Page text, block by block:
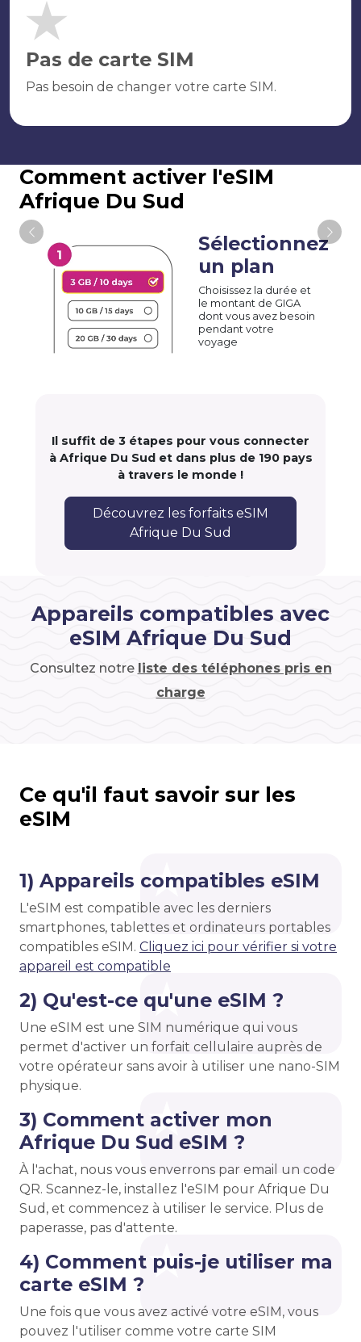
Pas de carte SIM
Pas besoin de changer votre carte SIM.
Comment activer l'eSIM
Afrique Du Sud
Sélectionnez
un plan
Choisissez la durée et
le montant de GIGA
dont vous avez besoin
pendant votre
voyage
Il suffit de 3 étapes pour vous connecter
à Afrique Du Sud et dans plus de 190 pays
à travers le monde !
Découvrez les forfaits eSIM
Afrique Du Sud
Appareils compatibles avec
eSIM Afrique Du Sud
Consultez notre liste des téléphones pris en
charge
Ce qu'il faut savoir sur les
eSIM
1) Appareils compatibles eSIM
L'eSIM est compatible avec les derniers
smartphones, tablettes et ordinateurs portables
compatibles eSIM. Cliquez ici pour vérifier si votre
appareil est compatible
2) Qu'est-ce qu'une eSIM ?
Une eSIM est une SIM numérique qui vous
permet d'activer un forfait cellulaire auprès de
votre opérateur sans avoir à utiliser une nano-SIM
physique.
3) Comment activer mon
Afrique Du Sud eSIM ?
À l'achat, nous vous enverrons par email un code
QR. Scannez-le, installez l'eSIM pour Afrique Du
Sud, et commencez à utiliser le service. Plus de
paperasse, pas d'attente.
4) Comment puis-je utiliser ma
carte eSIM ?
Une fois que vous avez activé votre eSIM, vous
pouvez l'utiliser comme votre carte SIM